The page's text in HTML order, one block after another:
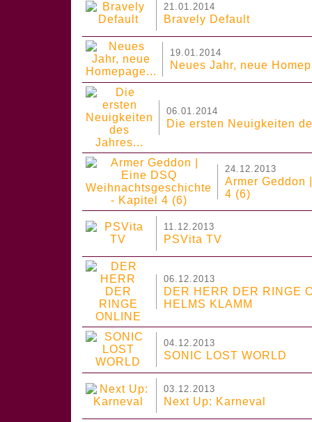
21.01.2014
Bravely Default
19.01.2014
Neues Jahr, neue
06.01.2014
Die ersten Neuigkeiten
24.12.2013
Armer Geddon
4 (6)
11.12.2013
PSVita TV
06.12.2013
DER HERR DER RINGE
HELMS KLAMM
04.12.2013
SONIC LOST WORLD
03.12.2013
Next Up: Karneval